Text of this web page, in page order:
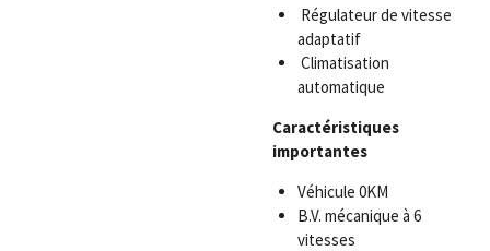
Régulateur de vitesse
adaptatif
Climatisation
automatique
Caractéristiques
importantes
Véhicule 0KM
B.V. mécanique à 6
vitesses